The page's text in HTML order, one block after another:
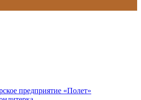
предприятие «Полет»